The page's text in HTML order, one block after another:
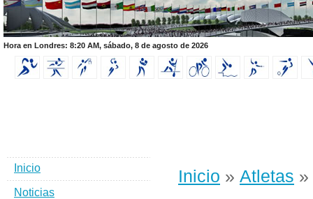
Hora en Londres: 8:20 AM, sábado, 8 de agosto de 2026
Inicio » Atletas
Inicio
Noticias